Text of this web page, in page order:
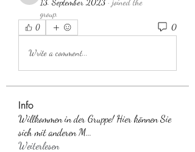
group.
0 0
Write a comment...
Info
Willkommen in der Gruppe! Hier können Sie
sich mit anderen M
Weiterlesen